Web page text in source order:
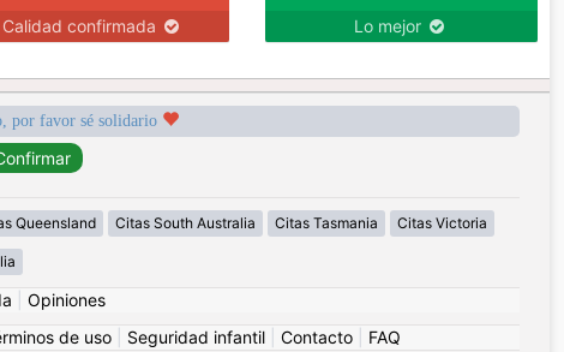
Calidad confirmada Lo mejor
por favor sé solidario
Queensland Citas South Australia Citas Tasmania Citas Victoria
Opiniones
de uso Seguridad infantil Contacto FAQ